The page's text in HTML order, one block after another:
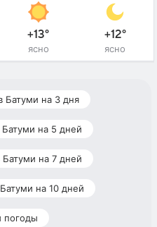
+13°
ясно
+12°
ясно
Батуми на 3 дня
на 5 дней
на 7 дней
на 10 дней
погоды